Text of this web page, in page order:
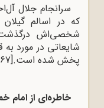
که در اسالم
شخصی‌اش
شایعاتی در مورد
پخش شده است.
خاطره‌ای از امام